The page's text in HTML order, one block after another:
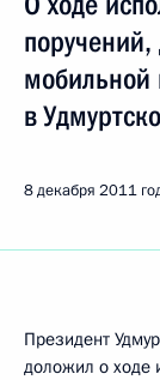
мобильной
в
8 декабря 2011
Президент
доложил о ходе